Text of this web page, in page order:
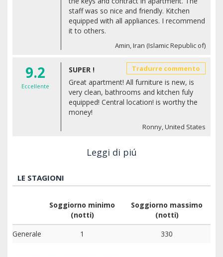
staff was so nice and friendly. Kitchen
equipped with all appliances. I recommend
it to others.
Amin, Iran (Islamic Republic of)
9.2
Eccellente
SUPER ! Tradurre commento
Great apartment! All furniture is new, is
very clean, bathrooms and kitchen fuly
equipped! Central location! is worthy the
money!
Ronny, United States
Leggi di piú
LE STAGIONI
Soggiorno minimo
(notti)
Soggiorno massimo
(notti)
Generale
1 330